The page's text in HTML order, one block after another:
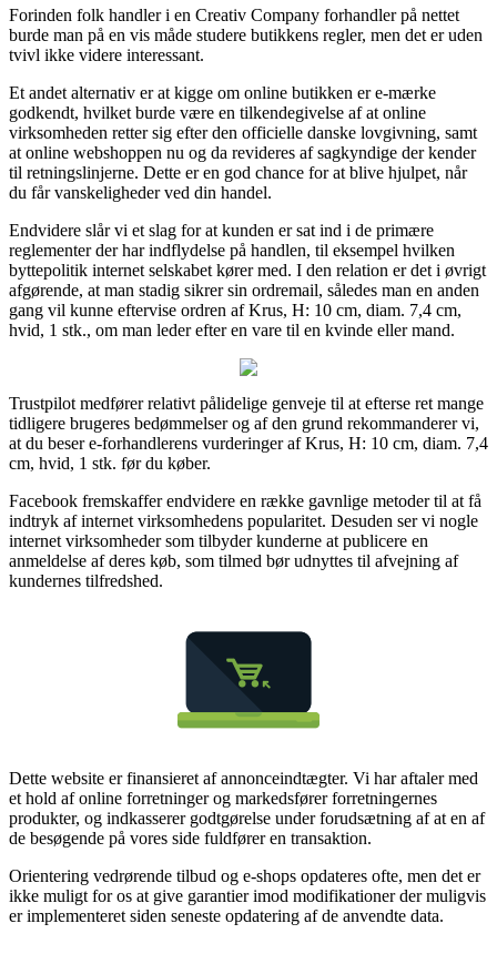
Forinden folk handler i en Creativ Company forhandler på nettet
burde man på en vis måde studere butikkens regler, men det er uden
tvivl ikke videre interessant.
Et andet alternativ er at kigge om online butikken er e-mærke
godkendt, hvilket burde være en tilkendegivelse af at online
virksomheden retter sig efter den officielle danske lovgivning, samt
at online webshoppen nu og da revideres af sagkyndige der kender
til retningslinjerne. Dette er en god chance for at blive hjulpet, når
du får vanskeligheder ved din handel.
Endvidere slår vi et slag for at kunden er sat ind i de primære
reglementer der har indflydelse på handlen, til eksempel hvilken
byttepolitik internet selskabet kører med. I den relation er det i øvrigt
afgørende, at man stadig sikrer sin ordremail, således man en anden
gang vil kunne eftervise ordren af Krus, H: 10 cm, diam. 7,4 cm,
hvid, 1 stk., om man leder efter en vare til en kvinde eller mand.
Trustpilot medfører relativt pålidelige genveje til at efterse ret mange
tidligere brugeres bedømmelser og af den grund rekommanderer vi,
at du beser e-forhandlerens vurderinger af Krus, H: 10 cm, diam. 7,4
cm, hvid, 1 stk. før du køber.
Facebook fremskaffer endvidere en række gavnlige metoder til at få
indtryk af internet virksomhedens popularitet. Desuden ser vi nogle
internet virksomheder som tilbyder kunderne at publicere en
anmeldelse af deres køb, som tilmed bør udnyttes til afvejning af
kundernes tilfredshed.
Dette website er finansieret af annonceindtægter. Vi har aftaler med
et hold af online forretninger og markedsfører forretningernes
produkter, og indkasserer godtgørelse under forudsætning af at en af
de besøgende på vores side fuldfører en transaktion.
Orientering vedrørende tilbud og e-shops opdateres ofte, men det er
ikke muligt for os at give garantier imod modifikationer der muligvis
er implementeret siden seneste opdatering af de anvendte data.